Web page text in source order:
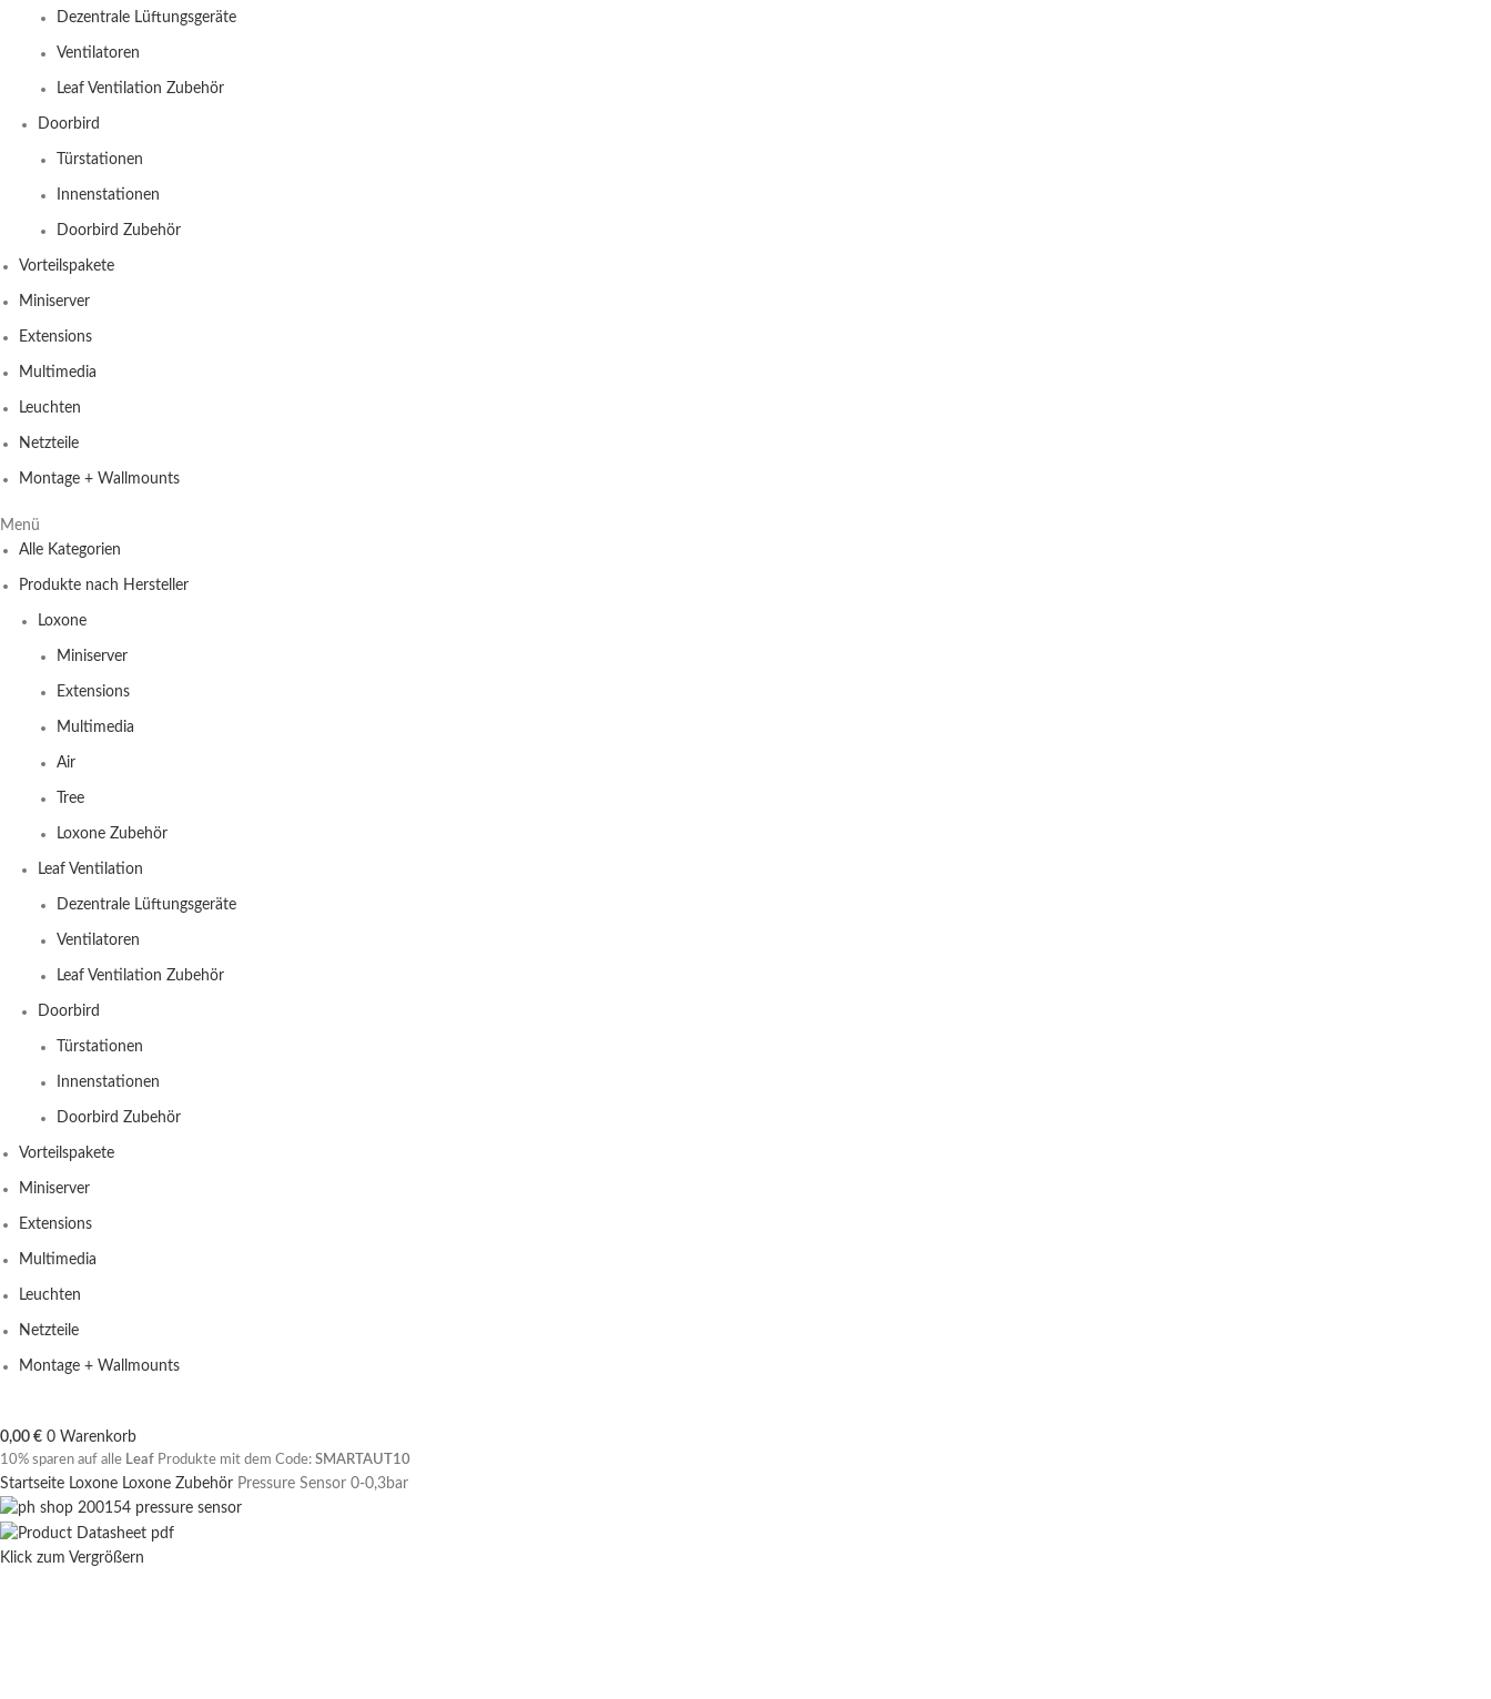
Dezentrale Lüftungsgeräte
Ventilatoren
Leaf Ventilation Zubehör
Doorbird
Türstationen
Innenstationen
Doorbird Zubehör
Vorteilspakete
Miniserver
Extensions
Multimedia
Leuchten
Netzteile
Montage + Wallmounts
Menü
Alle Kategorien
Produkte nach Hersteller
Loxone
Miniserver
Extensions
Multimedia
Air
Tree
Loxone Zubehör
Leaf Ventilation
Dezentrale Lüftungsgeräte
Ventilatoren
Leaf Ventilation Zubehör
Doorbird
Türstationen
Innenstationen
Doorbird Zubehör
Vorteilspakete
Miniserver
Extensions
Multimedia
Leuchten
Netzteile
Montage + Wallmounts
0,00 € 0 Warenkorb
10% sparen auf alle Leaf Produkte mit dem Code: SMARTAUT10
Startseite Loxone Loxone Zubehör Pressure Sensor 0-0,3bar
Klick zum Vergrößern